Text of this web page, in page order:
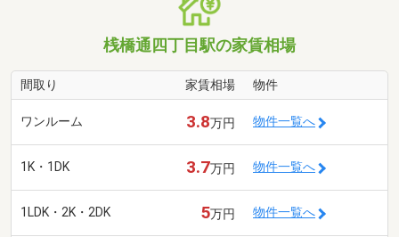
桟橋通四丁目駅の家賃相場
間取り 家賃相場 物件
ワンルーム 3.8万円 物件一覧へ
1K・1DK 3.7万円 物件一覧へ
1LDK・2K・2DK 5万円 物件一覧へ